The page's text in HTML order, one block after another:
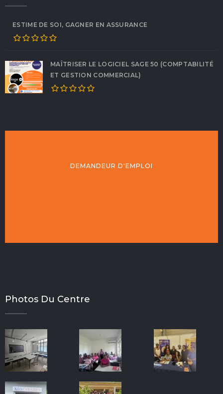
ESTIME DE SOI, GAGNER EN ASSURANCE
MAÎTRISER LE LOGICIEL SAGE 50 (COMPTABILITÉ
ET GESTION COMMERCIAL)
DEMANDEUR D'EMPLOI
Photos Du Centre